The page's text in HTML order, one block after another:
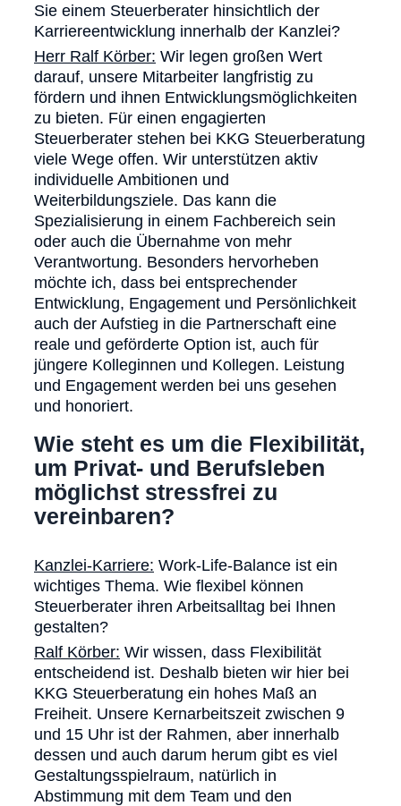
Sie einem Steuerberater hinsichtlich der
Karriereentwicklung innerhalb der Kanzlei?
Herr Ralf Körber: Wir legen großen Wert
darauf, unsere Mitarbeiter langfristig zu
fördern und ihnen Entwicklungsmöglichkeiten
zu bieten. Für einen engagierten
Steuerberater stehen bei KKG Steuerberatung
viele Wege offen. Wir unterstützen aktiv
individuelle Ambitionen und
Weiterbildungsziele. Das kann die
Spezialisierung in einem Fachbereich sein
oder auch die Übernahme von mehr
Verantwortung. Besonders hervorheben
möchte ich, dass bei entsprechender
Entwicklung, Engagement und Persönlichkeit
auch der Aufstieg in die Partnerschaft eine
reale und geförderte Option ist, auch für
jüngere Kolleginnen und Kollegen. Leistung
und Engagement werden bei uns gesehen
und honoriert.
Wie steht es um die Flexibilität,
um Privat- und Berufsleben
möglichst stressfrei zu
vereinbaren?
Kanzlei-Karriere: Work-Life-Balance ist ein
wichtiges Thema. Wie flexibel können
Steuerberater ihren Arbeitsalltag bei Ihnen
gestalten?
Ralf Körber: Wir wissen, dass Flexibilität
entscheidend ist. Deshalb bieten wir hier bei
KKG Steuerberatung ein hohes Maß an
Freiheit. Unsere Kernarbeitszeit zwischen 9
und 15 Uhr ist der Rahmen, aber innerhalb
dessen und auch darum herum gibt es viel
Gestaltungsspielraum, natürlich in
Abstimmung mit dem Team und den